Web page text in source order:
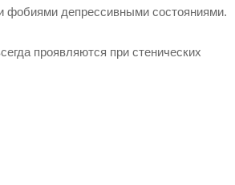
фобиями депрессивными состояниями.
проявляются при стенических